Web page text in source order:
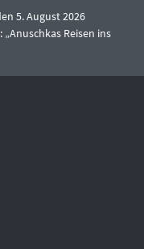
5. August 2026
Reisen ins